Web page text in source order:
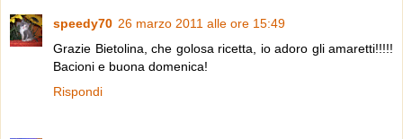
speedy70 26 marzo 2011 alle ore 15:49
Grazie Bietolina, che golosa ricetta, io adoro gli amaretti!!!!!
Bacioni e buona domenica!
Rispondi